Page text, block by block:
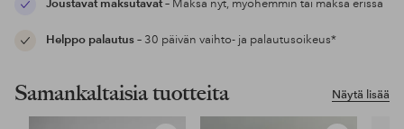
Joustavat maksutavat– Maksa nyt, myöhemmin tai maksa erissä
Helppo palautus– 30 päivän vaihto- ja palautusoikeus*
Näytä lisää
Samankaltaisia tuotteita